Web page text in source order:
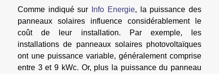
Comme indiqué sur Info Energie, la puissance des
panneaux solaires influence considérablement le
coût de leur installation. Par exemple, les
installations de panneaux solaires photovoltaïques
ont une puissance variable, généralement comprise
entre 3 et 9 kWc. Or, plus la puissance du panneau